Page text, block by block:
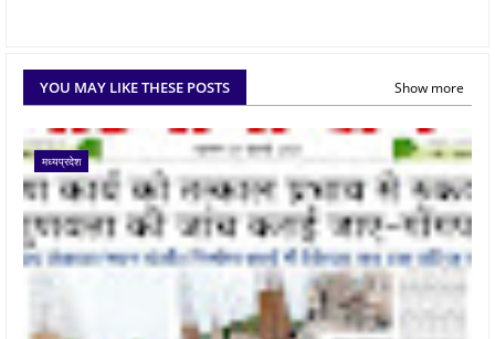
YOU MAY LIKE THESE POSTS Show more
मध्यप्रदेश